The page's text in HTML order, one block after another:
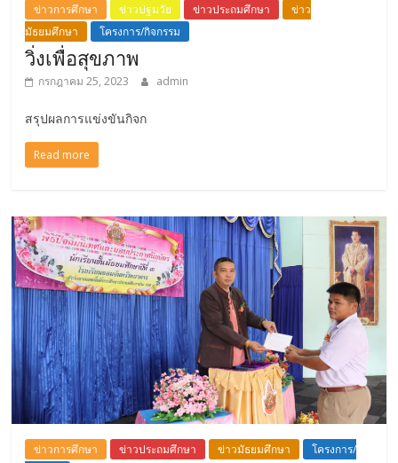
ข่าวการศึกษา ข่าวปฐมวัย ข่าวประถมศึกษา
ข่าว
มัธยมศึกษา
โครงการ/กิจกรรม
วิ่งเพื่อสุขภาพ
กรกฎาคม 25, 2023 admin
สรุปผลการแข่งขันกิจก
Read more
ข่าวการศึกษา ข่าวประถมศึกษา ข่าวมัธยมศึกษา
โครงการ/